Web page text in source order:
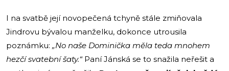
I na svatbě její novopečená tchyně stále zmiňovala
Jindrovu bývalou manželku, dokonce utrousila
poznámku: „No naše Dominička měla teda mnohem
hezčí svatební šaty.“Paní Jánská se to snažila neřešit a